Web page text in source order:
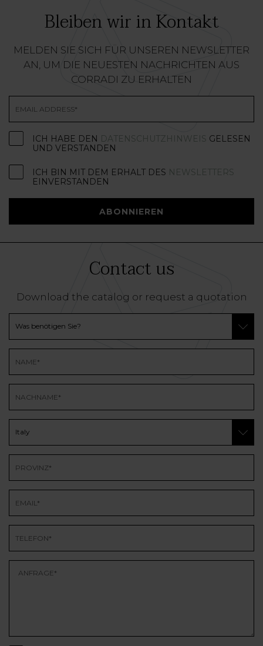
Bleiben wir in Kontakt
MELDEN SIE SICH FÜR UNSEREN NEWSLETTER
AN, UM DIE NEUESTEN NACHRICHTEN AUS
CORRADI ZU ERHALTEN
ICH HABE DEN DATENSCHUTZHINWEIS GELESEN
UND VERSTANDEN
ICH BIN MIT DEM ERHALT DES NEWSLETTERS
EINVERSTANDEN
ABONNIEREN
Contact us
Download the catalog or request a quotation